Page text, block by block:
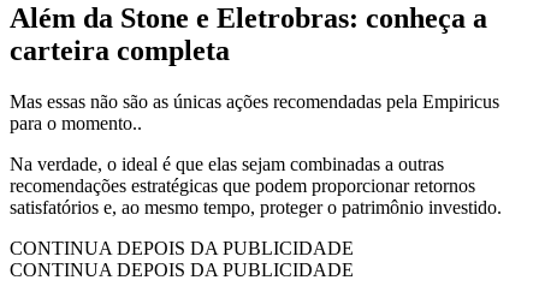
Além da Stone e Eletrobras: conheça a
carteira completa
Mas essas não são as únicas ações recomendadas pela Empiricus
para o momento..
Na verdade, o ideal é que elas sejam combinadas a outras
recomendações estratégicas que podem proporcionar retornos
satisfatórios e, ao mesmo tempo, proteger o patrimônio investido.
CONTINUA DEPOIS DA PUBLICIDADE
CONTINUA DEPOIS DA PUBLICIDADE